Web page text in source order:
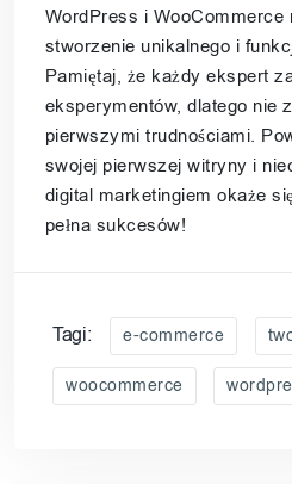
WordPress i WooCommerce
stworzenie unikalnego i
Pamiętaj, że każdy ekspert
eksperymentów, dlatego nie
pierwszymi trudnościami.
swojej pierwszej witryny i
digital marketingiem okaże
pełna sukcesów!
Tagi: e-commerce
woocommerce